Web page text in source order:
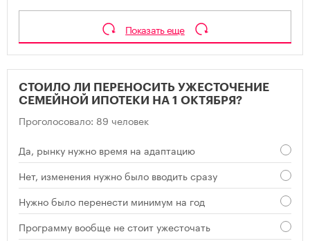
Показать еще
СТОИЛО ЛИ ПЕРЕНОСИТЬ УЖЕСТОЧЕНИЕ
СЕМЕЙНОЙ ИПОТЕКИ НА 1 ОКТЯБРЯ?
Проголосовало: 89 человек
Да, рынку нужно время на адаптацию
Нет, изменения нужно было вводить сразу
Нужно было перенести минимум на год
Программу вообще не стоит ужесточать